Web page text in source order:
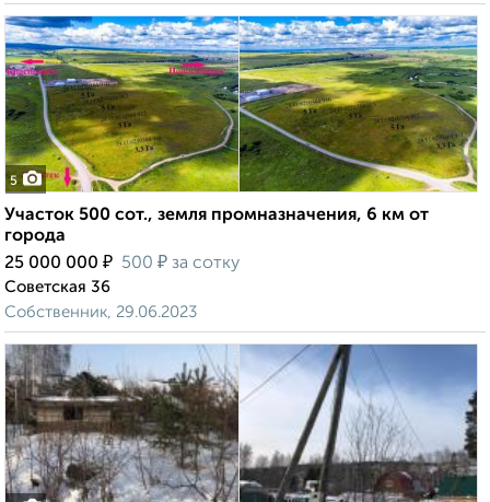
5
Участок 500 сот., земля промназначения, 6 км от
города
25 000 000 ₽ 500 ₽ за сотку
Советская 36
Собственник, 29.06.2023